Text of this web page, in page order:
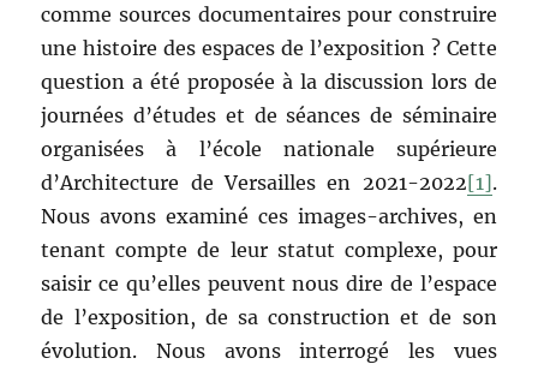
comme sources documentaires pour construire
une histoire des espaces de l’exposition ? Cette
question a été proposée à la discussion lors de
journées d’études et de séances de séminaire
organisées à l’école nationale supérieure
d’Architecture de Versailles en 2021-2022[1].
Nous avons examiné ces images-archives, en
tenant compte de leur statut complexe, pour
saisir ce qu’elles peuvent nous dire de l’espace
de l’exposition, de sa construction et de son
évolution. Nous avons interrogé les vues